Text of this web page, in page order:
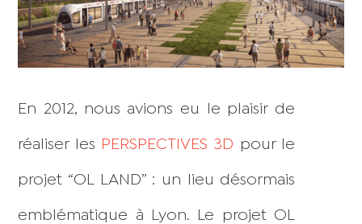
En 2012, nous avions eu le plaisir de
réaliser les PERSPECTIVES 3D pour le
projet “OL LAND” : un lieu désormais
emblématique à Lyon. Le projet OL